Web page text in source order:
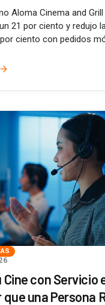
Aloma Cinema and
21 por ciento y redujo
ciento con pedidos
Cine con Servicio
que una Persona